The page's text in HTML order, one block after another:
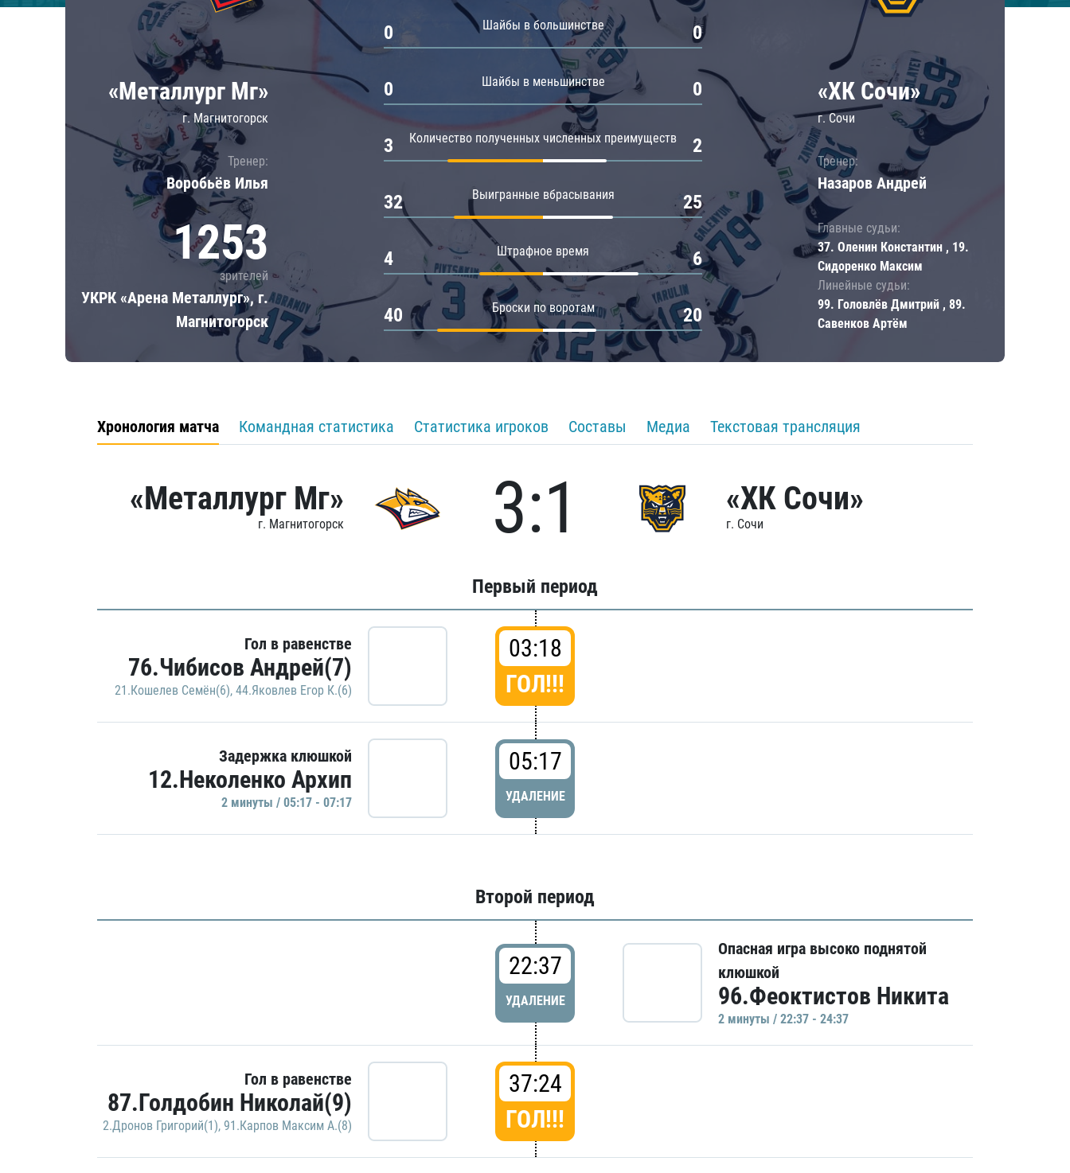
Локомотив
ЦСКА
Шанхайские Драконы
«Металлург Мг»
г. Магнитогорск
Тренер:
Воробьёв Илья
1253
зрителей
УКРК «Арена Металлург», г.
Магнитогорск
Шайбы в большинстве
0 0
Шайбы в меньшинстве
0 0
Количество полученных численных преимуществ
3 2
Выигранные вбрасывания
32 25
Штрафное время
4 6
Броски по воротам
40 20
«ХК Сочи»
г. Сочи
Тренер:
Назаров Андрей
Главные судьи:
37. Оленин Константин , 19.
Сидоренко Максим
Линейные судьи:
99. Головлёв Дмитрий , 89.
Савенков Артём
Хронология матча Командная статистика Статистика игроков Составы Медиа Текстовая трансляция
«Металлург Мг»
г. Магнитогорск 3:1 «ХК Сочи»
г. Сочи
Первый период
Гол в равенстве
76.Чибисов Андрей(7)
21.Кошелев Семён(6), 44.Яковлев Егор К.(6)
03:18
ГОЛ!!!
Задержка клюшкой
12.Неколенко Архип
2 минуты / 05:17 - 07:17
05:17
УДАЛЕНИЕ
Второй период
22:37
УДАЛЕНИЕ
Опасная игра высоко поднятой
клюшкой
96.Феоктистов Никита
2 минуты / 22:37 - 24:37
Гол в равенстве
87.Голдобин Николай(9)
2.Дронов Григорий(1), 91.Карпов Максим А.(8)
37:24
ГОЛ!!!